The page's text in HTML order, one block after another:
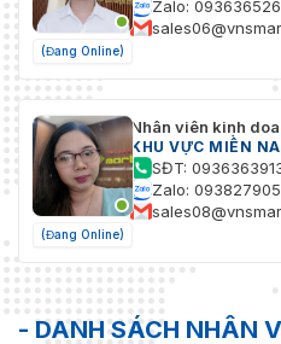
(Đang Online)
Zalo:
(Đang Online)
Nhân viên kinh
KHU VỰC MIỀN
SĐT:
Zalo:
- DANH SÁCH NHÂN